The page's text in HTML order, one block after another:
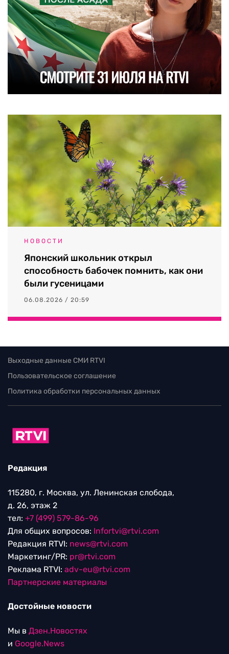
НОВОСТИ
Японский школьник открыл
способность бабочек помнить, как они
были гусеницами
06.08.2026 / 20:59
Выходные данные СМИ RTVI
Пользовательское соглашение
Политика обработки персональных данных
Редакция
115280, г. Москва, ул. Ленинская слобода,
д. 26, этаж 2
тел: +7 (499) 579-86-96
Для общих вопросов: Infortvi@rtvi.com
Редакция RTVI: news@rtvi.com
Маркетинг/PR: pr@rtvi.com
Реклама RTVI: adv-eu@rtvi.com
Партнерские материалы
Достойные новости
Мы в Дзен.Новостях
и Google.News